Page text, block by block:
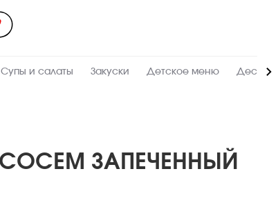
Супы и салаты Закуски Детское меню
Запеченный
ЗАПЕЧЕННЫЙ